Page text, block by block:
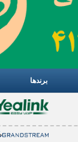
برندها